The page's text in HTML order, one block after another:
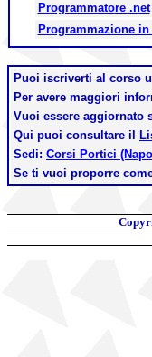
Programmatore .net
Programmazione in
Puoi iscriverti al corso
Per avere maggiori
Vuoi essere aggiornato
Qui puoi consultare il
Sedi: Corsi Portici
Se ti vuoi proporre